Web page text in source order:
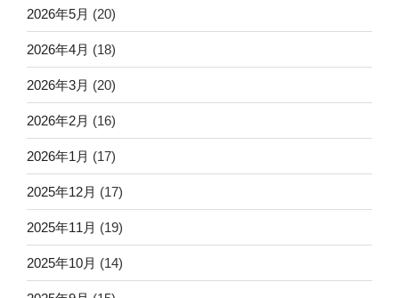
2026年5月 (20)
2026年4月 (18)
2026年3月 (20)
2026年2月 (16)
2026年1月 (17)
2025年12月 (17)
2025年11月 (19)
2025年10月 (14)